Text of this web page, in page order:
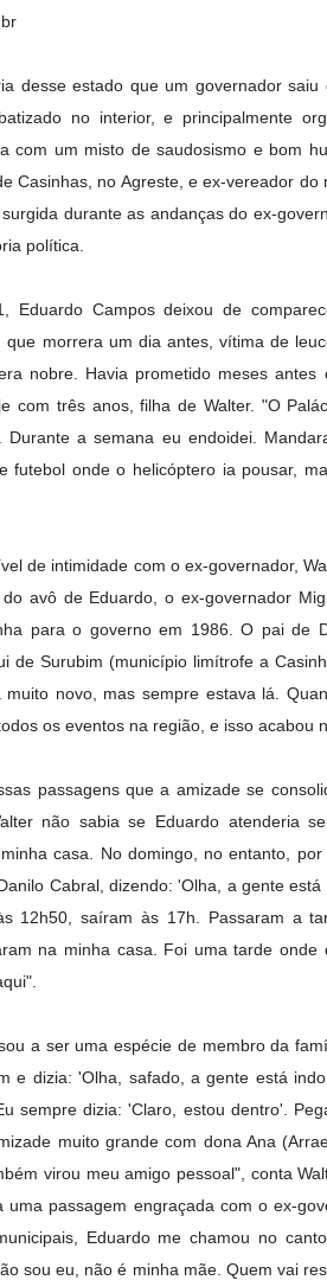
desse estado que um governador
no interior, e principalmente
com um misto de saudosismo e bom
Casinhas, no Agreste, e ex-vereador
durante as andanças do ex-
política.
Eduardo Campos deixou de
que morrera um dia antes, vítima de
nobre. Havia prometido meses antes
com três anos, filha de Walter. "O
Durante a semana eu endoidei.
futebol onde o helicóptero ia pousar,
de intimidade com o ex-governador,
avô de Eduardo, o ex-governador
para o governo em 1986. O pai de
de Surubim (município limítrofe a
novo, mas sempre estava lá.
os eventos na região, e isso acabou
passagens que a amizade se
não sabia se Eduardo atenderia
casa. No domingo, no entanto,
Cabral, dizendo: 'Olha, a gente
12h50, saíram às 17h. Passaram a
na minha casa. Foi uma tarde onde
a ser uma espécie de membro da
e dizia: 'Olha, safado, a gente está
sempre dizia: 'Claro, estou dentro'.
muito grande com dona Ana
virou meu amigo pessoal", conta
uma passagem engraçada com o ex-
Eduardo me chamou no
sou eu, não é minha mãe. Quem vai